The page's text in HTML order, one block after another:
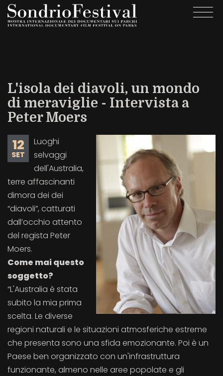
Salta
L'isola dei diavoli, un mondo
di meraviglie - Intervista a
Peter Moers
12
SET
Luoghi
selvaggi
dell'Australia,
terre affascinanti
dimora dei dei
“diavoli”, catturati
dall’occhio attento
del regista Peter
Moers.
Come mai questo
soggetto?
“L'Australia è stata
subito la mia prima
scelta. Le diverse
regioni naturali e le situazioni atmosferiche estreme
che presenta sono una sfida emozionante. Poi è un
Paese ben organizzato con un'infrastruttura
funzionante, almeno nelle aree popolate e gli